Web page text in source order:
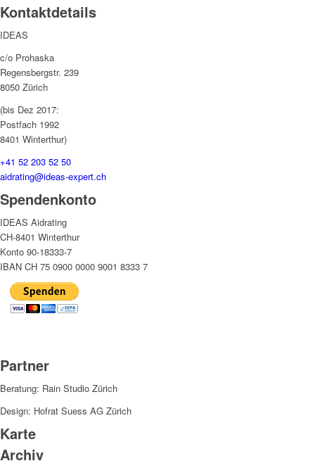
Kontaktdetails
IDEAS
c/o Prohaska
Regensbergstr. 239
8050 Zürich
(bis Dez 2017:
Postfach 1992
8401 Winterthur)
+41 52 203 52 50
aidrating@ideas-expert.ch
Spendenkonto
IDEAS Aidrating
CH-8401 Winterthur
Konto 90-18333-7
IBAN CH 75 0900 0000 9001 8333 7
Partner
Beratung: Rain Studio Zürich
Design: Hofrat Suess AG Zürich
Karte
Archiv